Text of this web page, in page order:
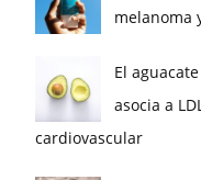
melanoma
El
asocia a
cardiovascular